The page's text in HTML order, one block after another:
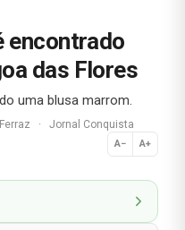
encontrado
das Flores
uma blusa marrom.
· Jornal Conquista
A− A+
Normal